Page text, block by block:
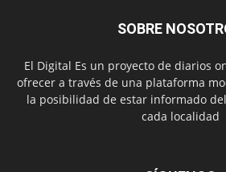
SOBRE
El Digital Es un proyecto de diarios
ofrecer a través de una plataforma
la posibilidad de estar informado
cada localidad